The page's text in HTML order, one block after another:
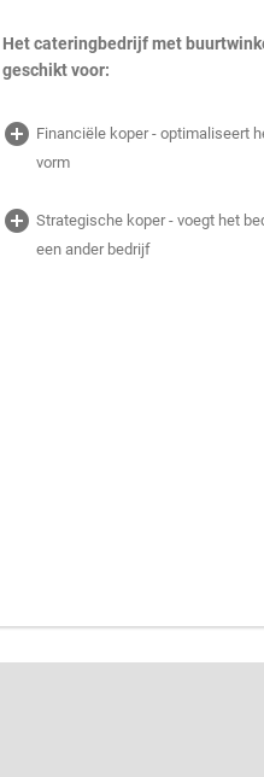
Het cateringbedrijf met
geschikt voor:
add_circle Financiële koper - optimaliseert
vorm
add_circle Strategische koper - voegt het
een ander bedrijf